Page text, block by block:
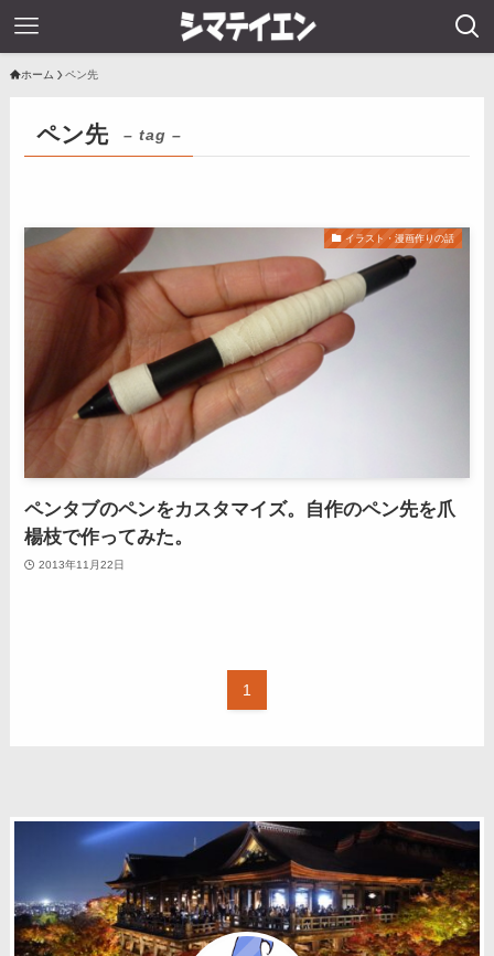
ホーム ペン先
ペン先 – tag –
イラスト・漫画作りの話
ペンタブのペンをカスタマイズ。自作のペン先を爪
楊枝で作ってみた。
2013年11月22日
1